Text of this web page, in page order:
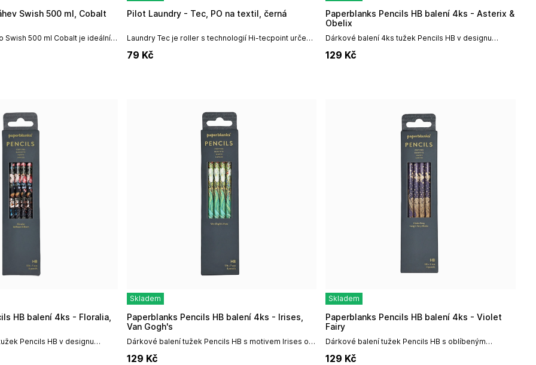
Swish 500 ml Cobalt je ideálním
Swish 500 ml, Cobalt
Laundry Tec je roller s technologií Hi-tecpoint určený
větší stálost zažehlete cca...
Pilot Laundry - Tec, PO na textil, černá
79 Kč
Dárkové balení 4ks tužek Pencils HB v designu
Adventures of Asterix, naše série ve...
Paperblanks Pencils HB balení 4ks - Asterix &
Obelix
129 Kč
Pencils HB v designu
Skladem
Dárkové balení tužek Pencils HB s motivem Irises od
z největších...
Paperblanks Pencils HB balení 4ks - Irises,
Van Gogh's
129 Kč
Skladem
Dárkové balení tužek Pencils HB s oblíbeným
Paperblanks.Tento podmanivý snímek pochází z...
Paperblanks Pencils HB balení 4ks - Violet
Fairy
129 Kč